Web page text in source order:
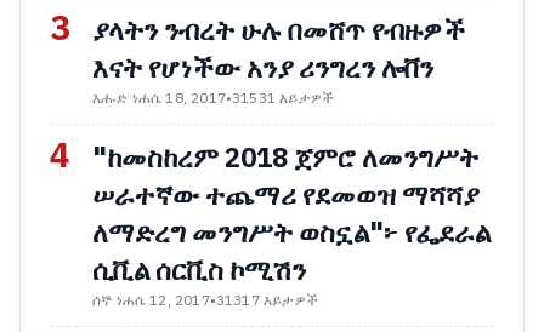
3
ያላትን ንብረት ሁሉ በመሸጥ የብዙዎች
እናት የሆነችው አንያ ሪንግረን ሎቨን
እሑድ ነሐሴ 18, 2017•31531 እይታዎች
4
"ከመስከረም 2018 ጀምሮ ለመንግሥት
ሠራተኛው ተጨማሪ የደመወዝ ማሻሻያ
ለማድረግ መንግሥት ወስኗል"፦ የፌደራል
ሲቪል ሰርቪስ ኮሚሽን
ሰኞ ነሐሴ 12, 2017•31317 እይታዎች